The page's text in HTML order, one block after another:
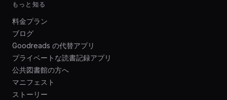
もっと知る
料金プラン
ブログ
Goodreads の代替アプリ
プライベートな読書記録アプリ
公共図書館の方へ
マニフェスト
ストーリー